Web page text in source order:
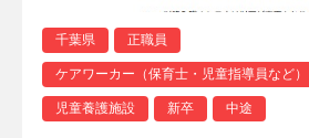
千葉県 正職員
ケアワーカー（保育士・児童指導員など）
児童養護施設 新卒 中途